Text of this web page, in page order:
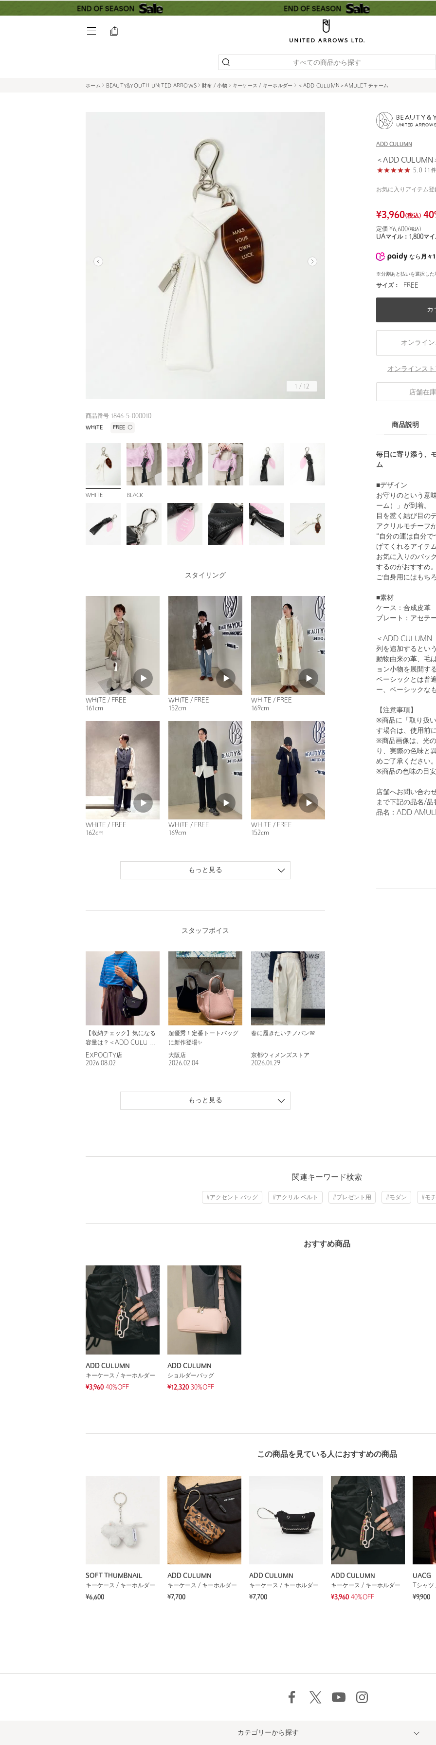
すべての商品から探す
ホーム BEAUTY&YOUTH UNITED ARROWS 財布 / 小物 キーケース / キーホルダー ＜ADD CULUMN＞AMULET チャーム
1 / 12
商品番号 1846-5-000010
WHITE FREE 〇
WHITE BLACK
ADD CULUMN
＜ADD CULUMN
5.0 (1
お気に入りアイテム
¥3,960(税込) 40
定価 ¥6,600(税込)
UAマイル： 1,800マ
なら 月々
※分割あと払いを選択した
サイズ： FREE
カ
オンライ
オンラインス
店舗在庫
商品説明
毎日に寄り添う、
ム
■デザイン
お守りのという意
ーム）」が到着。
目を惹く結び目の
アクリルモチーフ
“自分の運は自分
げてくれるアイテ
お気に入りのバッ
するのがおすすめ
ご自身用にはもち
■素材
ケース：合成皮革
プレート：アセテ
＜ADD CULUMN
列を追加するとい
動物由来の革、毛
ョン小物を展開す
ベーシックとは普
ー、ベーシックな
【注意事項】
※商品に「取り扱
す場合は、使用前
※商品画像は、光
り、実際の色味と
めご了承ください
※商品の色味の目
店舗へお問い合わ
まで下記の品名/品
品名：ADD
スタイリング
WHITE / FREE
161cm
WHITE / FREE
152cm
WHITE / FREE
169cm
WHITE / FREE
162cm
WHITE / FREE
169cm
WHITE / FREE
152cm
もっと見る
スタッフボイス
【収納チェック】気になる
容量は？＜ADD CULUMN
＞バッグ👜
EXPOCITY店
2026.08.02
超優秀！定番トートバッグ
に新作登場✨
大阪店
2026.02.04
春に履きたいチノパン🌸
京都ウィメンズストア
2026.01.29
もっと見る
関連キーワード検索
#アクセント バッグ #アクリル ベルト #プレゼント用 #モダン #モ
おすすめ商品
ADD CULUMN
キーケース / キーホルダー
¥3,960 40%OFF
ADD CULUMN
ショルダーバッグ
¥12,320 30%OFF
この商品を見ている人におすすめの商品
SOFT THUMBNAIL
キーケース / キーホルダー
¥6,600
ADD CULUMN
キーケース / キーホルダー
¥7,700
ADD CULUMN
キーケース / キーホルダー
¥7,700
ADD CULUMN
キーケース / キーホルダー
¥3,960 40%OFF
UACG
Tシャ
¥9,900
カテゴリーから探す